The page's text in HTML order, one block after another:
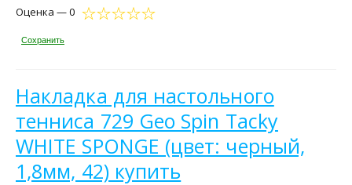
Оценка — 0
Сохранить
Накладка для настольного
тенниса 729 Geo Spin Tacky
WHITE SPONGE (цвет: черный,
1,8мм, 42) купить